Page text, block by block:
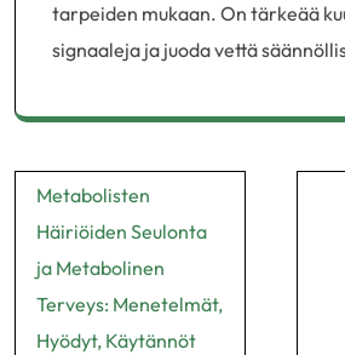
tarpeiden mukaan. On tärkeää
signaaleja ja juoda vettä
Post
navigation
Metabolisten
Häiriöiden Seulonta
ja Metabolinen
Terveys: Menetelmät,
Hyödyt, Käytännöt